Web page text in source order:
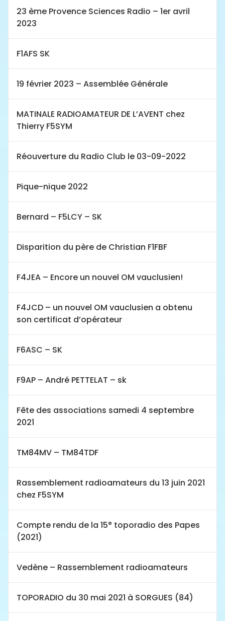
23 ème Provence Sciences Radio – 1er avril
2023
F1AFS SK
19 février 2023 – Assemblée Générale
MATINALE RADIOAMATEUR DE L’AVENT chez
Thierry F5SYM
Réouverture du Radio Club le 03-09-2022
Pique-nique 2022
Bernard – F5LCY – SK
Disparition du père de Christian F1FBF
F4JEA – Encore un nouvel OM vauclusien!
F4JCD – un nouvel OM vauclusien a obtenu
son certificat d’opérateur
F6ASC – SK
F9AP – André PETTELAT – sk
Fête des associations samedi 4 septembre
2021
TM84MV – TM84TDF
Rassemblement radioamateurs du 13 juin 2021
chez F5SYM
Compte rendu de la 15° toporadio des Papes
(2021)
Vedène – Rassemblement radioamateurs
TOPORADIO du 30 mai 2021 à SORGUES (84)